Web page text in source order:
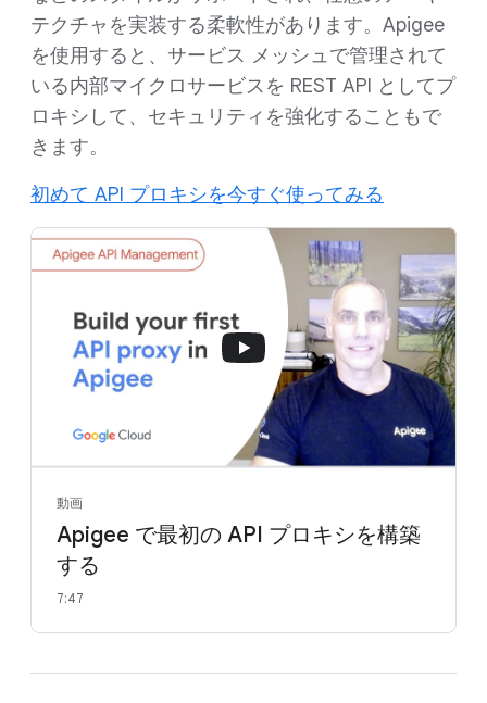
テクチャを実装する柔軟性があります。Apigee
を使用すると、サービス メッシュで管理されて
いる内部マイクロサービスを REST API としてプ
ロキシして、セキュリティを強化することもで
きます。
初めて API プロキシを今すぐ使ってみる
動画
Apigee で最初の API プロキシを構築
する
7:47